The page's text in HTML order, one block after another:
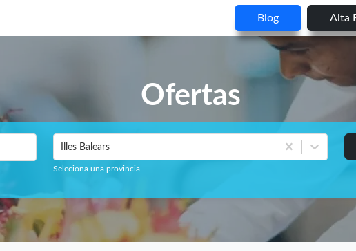
Blog Alta
Ofertas
Illes Balears
Seleciona una provincia